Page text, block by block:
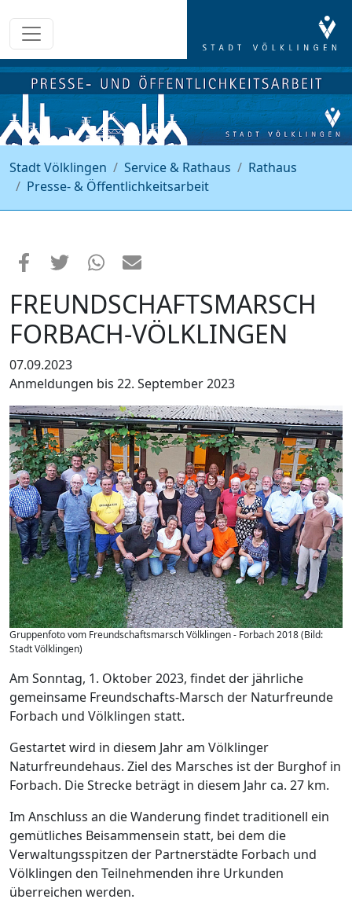
Stadt Völklingen Service & Rathaus
Rathaus
Presse- & Öffentlichkeitsarbeit
FREUNDSCHAFTSMARSCH
FORBACH-VÖLKLINGEN
07.09.2023
Anmeldungen bis 22. September 2023
Gruppenfoto vom Freundschaftsmarsch Völklingen - Forbach 2018 (Bild:
Stadt Völklingen)
Am Sonntag, 1. Oktober 2023, findet der jährliche
gemeinsame Freundschafts-Marsch der Naturfreunde
Forbach und Völklingen statt.
Gestartet wird in diesem Jahr am Völklinger
Naturfreundehaus. Ziel des Marsches ist der Burghof in
Forbach. Die Strecke beträgt in diesem Jahr ca. 27 km.
Im Anschluss an die Wanderung findet traditionell ein
gemütliches Beisammensein statt, bei dem die
Verwaltungsspitzen der Partnerstädte Forbach und
Völklingen den Teilnehmenden ihre Urkunden
überreichen werden.